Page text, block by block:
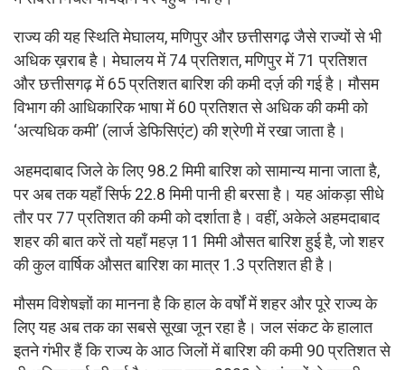
राज्य की यह स्थिति मेघालय, मणिपुर और छत्तीसगढ़ जैसे राज्यों से भी
अधिक ख़राब है। मेघालय में 74 प्रतिशत, मणिपुर में 71 प्रतिशत
और छत्तीसगढ़ में 65 प्रतिशत बारिश की कमी दर्ज़ की गई है। मौसम
विभाग की आधिकारिक भाषा में 60 प्रतिशत से अधिक की कमी को
‘अत्यधिक कमी’ (लार्ज डेफिसिएंट) की श्रेणी में रखा जाता है।
अहमदाबाद जिले के लिए 98.2 मिमी बारिश को सामान्य माना जाता है,
पर अब तक यहाँ सिर्फ 22.8 मिमी पानी ही बरसा है। यह आंकड़ा सीधे
तौर पर 77 प्रतिशत की कमी को दर्शाता है। वहीं, अकेले अहमदाबाद
शहर की बात करें तो यहाँ महज़ 11 मिमी औसत बारिश हुई है, जो शहर
की कुल वार्षिक औसत बारिश का मात्र 1.3 प्रतिशत ही है।
मौसम विशेषज्ञों का मानना है कि हाल के वर्षों में शहर और पूरे राज्य के
लिए यह अब तक का सबसे सूखा जून रहा है। जल संकट के हालात
इतने गंभीर हैं कि राज्य के आठ जिलों में बारिश की कमी 90 प्रतिशत से